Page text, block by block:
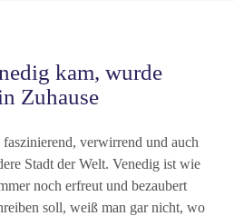
kam, wurde
Zuhause
verwirrend und auch
Stadt der Welt. Venedig ist wie
noch erfreut und bezaubert
soll, weiß man gar nicht, wo